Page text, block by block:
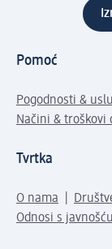
Pomoć
Pogodnosti &
Načini & troškovi
Tvrtka
O nama
Odnosi s javnošću